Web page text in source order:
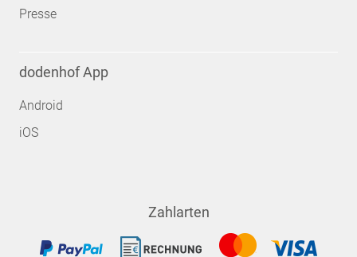
Presse
dodenhof App
Android
iOS
Zahlarten